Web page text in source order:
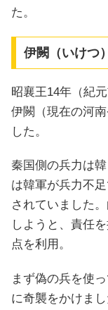
た。
伊闕（いけつ
昭襄王14年（紀
伊闕（現在の河
した。
秦国側の兵力は
は韓軍が兵力不
されていました
しようと、責任
点を利用。
まず偽の兵を使
に奇襲をかけま